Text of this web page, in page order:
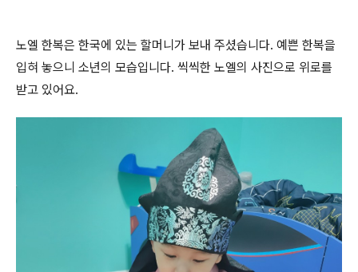
노엘 한복은 한국에 있는 할머니가 보내 주셨습니다. 예쁜 한복을
입혀 놓으니 소년의 모습입니다. 씩씩한 노엘의 사진으로 위로를
받고 있어요.